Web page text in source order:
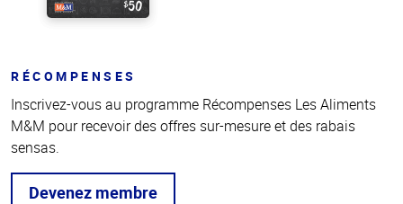
RÉCOMPENSES
Inscrivez-vous au programme Récompenses Les Aliments
M&M pour recevoir des offres sur-mesure et des rabais
sensas.
Devenez membre